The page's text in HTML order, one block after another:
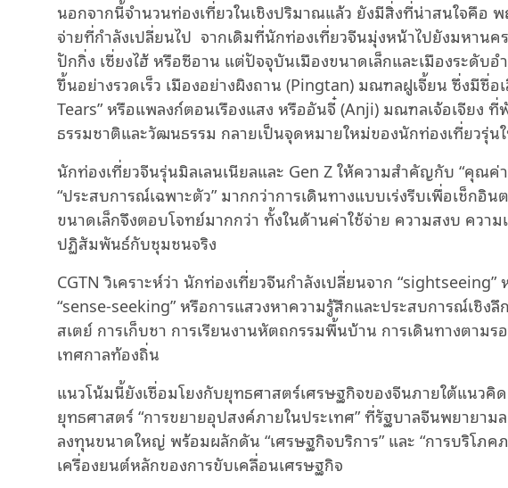
นอกจากนี้จำนวนท่องเที่ยวในเชิงปริมาณแล้ว ยังมีสิ่งที่น่าสนใจคือ พ
จ่ายที่กำลังเปลี่ยนไป จากเดิมที่นักท่องเที่ยวจีนมุ่งหน้าไปยังมหาน
ปักกิ่ง เซี่ยงไฮ้ หรือซีอาน แต่ปัจจุบันเมืองขนาดเล็กและเมืองระดับ
ขึ้นอย่างรวดเร็ว เมืองอย่างผิงถาน (Pingtan) มณฑลฝูเจี้ยน ซึ่งมีชื่อ
Tears” หรือแพลงก์ตอนเรืองแสง หรืออันจี๋ (Anji) มณฑลเจ้อเจียง ที่
ธรรมชาติและวัฒนธรรม กลายเป็นจุดหมายใหม่ของนักท่องเที่ยวรุ่น
นักท่องเที่ยวจีนรุ่นมิลเลนเนียลและ Gen Z ให้ความสำคัญกับ “คุณค่
“ประสบการณ์เฉพาะตัว” มากกว่าการเดินทางแบบเร่งรีบเพื่อเช็กอิ
ขนาดเล็กจึงตอบโจทย์มากกว่า ทั้งในด้านค่าใช้จ่าย ความสงบ ควา
ปฏิสัมพันธ์กับชุมชนจริง
CGTN วิเคราะห์ว่า นักท่องเที่ยวจีนกำลังเปลี่ยนจาก
“sense-seeking” หรือการแสวงหาความรู้สึกและประสบการณ์เชิง
สเตย์ การเก็บชา การเรียนงานหัตถกรรมพื้นบ้าน การเดินทางตามร
เทศกาลท้องถิ่น
แนวโน้มนี้ยังเชื่อมโยงกับยุทธศาสตร์เศรษฐกิจของจีนภายใต้แนว
ยุทธศาสตร์ “การขยายอุปสงค์ภายในประเทศ” ที่รัฐบาลจีนพยายาม
ลงทุนขนาดใหญ่ พร้อมผลักดัน “เศรษฐกิจบริการ” และ “การบริโภค
เครื่องยนต์หลักของการขับเคลื่อนเศรษฐกิจ